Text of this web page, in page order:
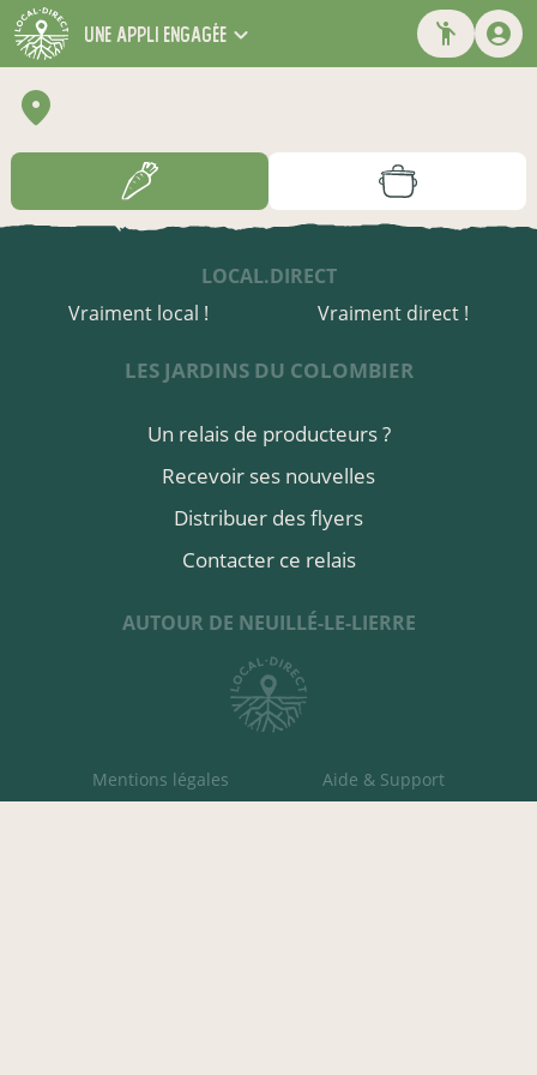
une appli engagée
LOCAL.DIRECT
Vraiment local !
Vraiment direct !
LES JARDINS DU COLOMBIER
Un relais de producteurs ?
Recevoir ses nouvelles
Distribuer des flyers
Contacter ce relais
AUTOUR DE NEUILLÉ-LE-LIERRE
Mentions légales Aide & Support